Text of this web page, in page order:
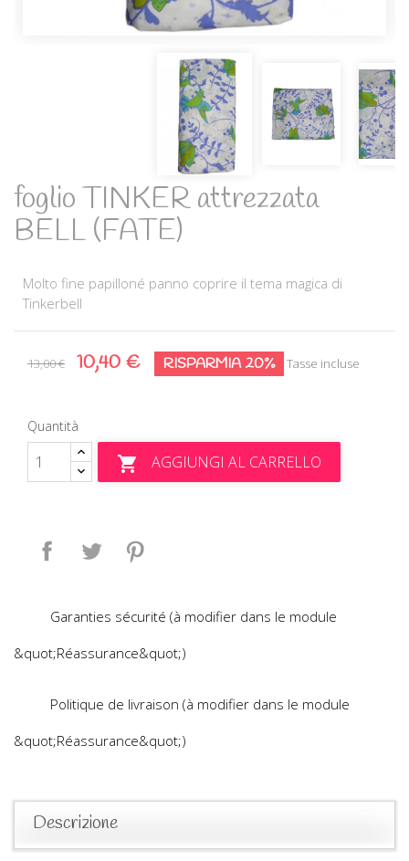
foglio TINKER attrezzata
BELL (FATE)
Molto fine papilloné panno coprire il tema magica di
Tinkerbell
13,00 € 10,40 € RISPARMIA 20% Tasse incluse
Quantità
 AGGIUNGI AL CARRELLO
Condividi Twitta
Garanties sécurité (à modifier dans le module
&quot;Réassurance&quot;)
Politique de livraison (à modifier dans le module
&quot;Réassurance&quot;)
Descrizione